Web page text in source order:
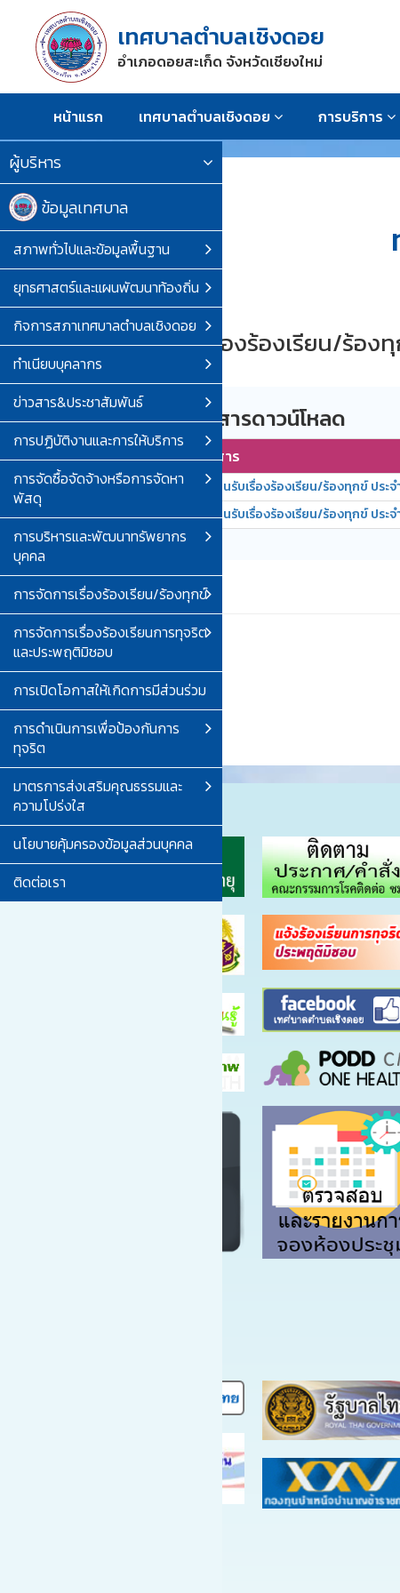
เทศบาลตำบลเชิงดอย
อำเภอดอยสะเก็ด จังหวัดเชียงใหม่
หน้าแรก เทศบาลตำบลเชิงดอย การบริการ
ผู้บริหาร
ข้อมูลเทศบาล
สภาพทั่วไปและข้อมูลพื้นฐาน
ยุทธศาสตร์และแผนพัฒนาท้องถิ่น
กิจการสภาเทศบาลตำบลเชิงดอย
ทำเนียบบุคลากร
ข่าวสาร&ประชาสัมพันธ์
การปฏิบัติงานและการให้บริการ
การจัดซื้อจัดจ้างหรือการจัดหา
พัสดุ
การบริหารและพัฒนาทรัพยากร
บุคคล
การจัดการเรื่องร้องเรียน/ร้องทุกข์
การจัดการเรื่องร้องเรียนการทุจริต
และประพฤติมิชอบ
การเปิดโอกาสให้เกิดการมีส่วนร่วม
การดำเนินการเพื่อป้องกันการ
ทุจริต
มาตรการส่งเสริมคุณธรรมและ
ความโปร่งใส
นโยบายคุ้มครองข้อมูลส่วนบุคคล
ติดต่อเรา
ทะเบียนรับเรื่องร้องเรียน/ร้อง
รายการเอกสารดาวน์โหลด
ลำดับ ชื่อเอกสาร
1 ทะเบียนรับเรื่องร้องเรียน/ร้องทุกข์ ประ
2
ทะเบียนรับเรื่องร้องเรียน/ร้องทุกข์ ประ